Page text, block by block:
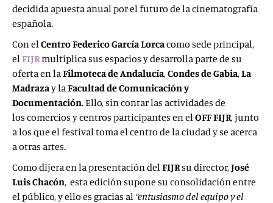
decidida apuesta anual por el futuro de la cinematografía
española.
Con elCentro Federico García Lorcacomo sede principal,
elFIJRmultiplica sus espacios y desarrolla parte de su
oferta en laFilmoteca de Andalucía,Condes de Gabia,La
Madrazay laFacultad de Comunicación y
Documentación. Ello, sin contar las actividades de
los comercios y centros participantes en elOFF FIJR, junto
a los que el festival toma el centro de la ciudad y se acerca
a otras artes.
Como dijera en la presentación delFIJRsu director,José
Luis Chacón, esta edición supone su consolidación entre
el público, y ello es gracias al “entusiasmo del equipo y el